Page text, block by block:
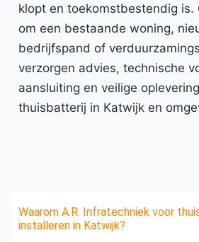
klopt en toekomstbestendig is.
om een bestaande woning,
bedrijfspand of
verzorgen advies, technische
aansluiting en veilige
thuisbatterij in Katwijk en
Waarom A.R. Infratechniek voor
installeren in Katwijk?